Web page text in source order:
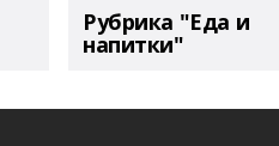
Рубрика "Еда и
напитки"